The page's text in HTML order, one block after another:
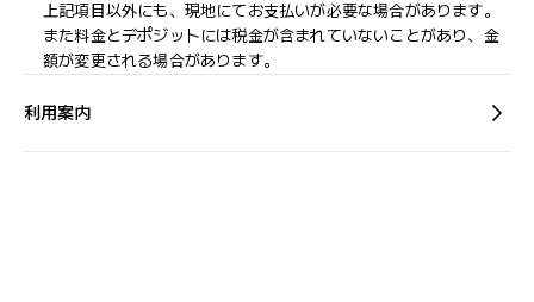
上記項目以外にも、現地にてお支払いが必要な場合があります。
また料金とデポジットには税金が含まれていないことがあり、金
額が変更される場合があります。
利用案内